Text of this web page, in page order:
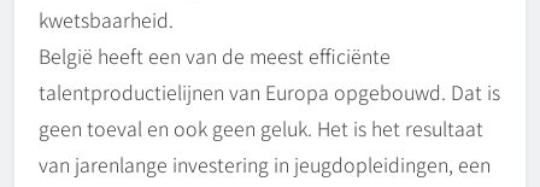
kwetsbaarheid.
België heeft een van de meest efficiënte
talentproductielijnen van Europa opgebouwd. Dat is
geen toeval en ook geen geluk. Het is het resultaat
van jarenlange investering in jeugdopleidingen, een